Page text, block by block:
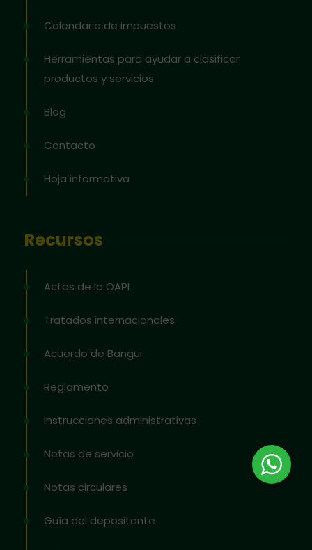
Calendario de impuestos
Herramientas para ayudar a clasificar
productos y servicios
Blog
Contacto
Hoja informativa
Recursos
Actas de la OAPI
Tratados internacionales
Acuerdo de Bangui
Reglamento
Instrucciones administrativas
Notas de servicio
Notas circulares
Guía del depositante